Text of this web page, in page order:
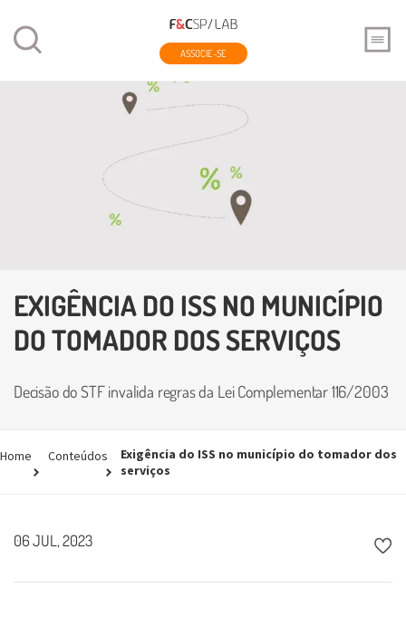
ASSOCIE-SE
EXIGÊNCIA DO ISS NO MUNICÍPIO
DO TOMADOR DOS SERVIÇOS
Decisão do STF invalida regras da Lei Complementar 116/2003
Home Conteúdos
Exigência do ISS no município do tomador dos
serviços
06 JUL, 2023